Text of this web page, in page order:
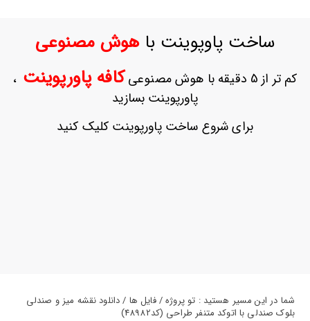
حساب
ثبت
بازیابی
ساخت پاوپوینت باهوش مصنوعی
کم تر از 5 دقیقه با هوش مصنوعی کافه پاورپوینت ،
پاورپوینت بسازید
برای شروع ساخت پاورپوینت کلیک کنید
شما در این مسیر هستید : تو پروژه / فایل ها / دانلود نقشه میز و صندلی
بلوک صندلی با اتوکد متنفر طراحی (کد48982)